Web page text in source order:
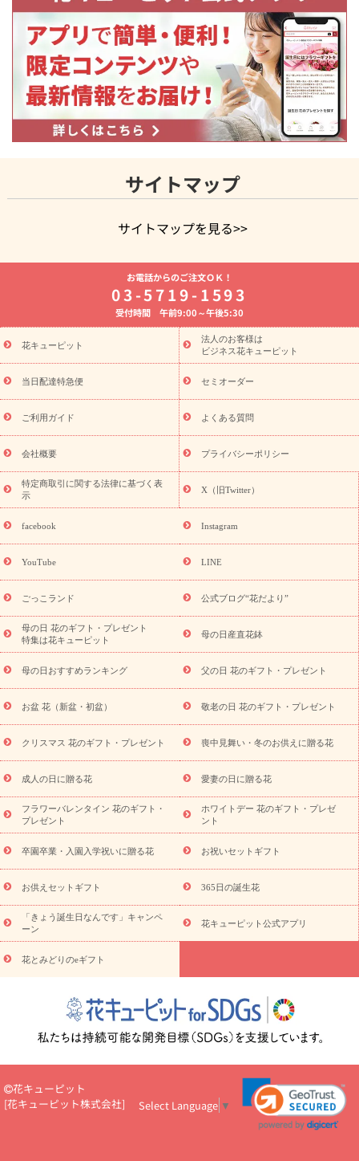
サイトマップ
サイトマップを見る>>
よく贈られる花
お祝いの花特集
誕生日フラワーギフト特集
8月の誕生花(トルコキキョウ)
開店・開業祝い
お供え・お悔やみ お供え・お悔やみの花
通夜・葬儀に贈る花 胡蝶蘭・花鉢
ーブドフラワー
季節のイベント
ひまわり ギフト・プレゼント
特集
お盆 花（新盆・初盆） 季節のイベント
お盆 花（新
盆・初盆）
お盆 花（新盆・初盆）
お盆・お供え 花とセットギ
フト
お盆・お供え プリザーブドフラワー
ひまわり ギフト・プ
レゼント特集
夏の花贈り・お中元・暑中見舞い 花のギフト特集
敬老の日におくる花ギフト・プレゼント特集
花ギフト・プレゼント特集
敬老の日 花のおすすめランキング
敬
老の日 花鉢植えのギフト・プレゼント特集
敬老の日 花とセットギ
フト・プレゼント特集
敬老の日の花 全てのギフト一覧
キャン
ペーン
映画『ウォーターガーディアンズ』コラボキャンペーン
「きょう誕生日なんです」キャンペーン
誕生日の花を探す
誕生日フラワーギフト 誕生日フラワーギフト特集
(トルコキキョウ)
9月の誕生花(リンドウ)
ら探す
お祝いの花特集 当日配達特急便 お祝い商品一覧
念日
結婚祝い 出産祝い 退院祝い・快気祝い
寿祝い
プチギフト ペットのお祝いフラワー
供え・お悔やみ商品一覧
お供え・お悔やみの花
四十九日法要以
お供え プリザーブドフラワー
ペットのお供えフラワー
お盆（新
盆・初盆）
その他 お祝い返し お見舞い
お取り寄せギフト
ビジネス用
ご自宅用 観葉植物 ミディ胡蝶蘭
プリザーブ
ドフラワー
スタイルから探す アレンジメント 花束
スタ
ンド花
お祝い お供え・お悔やみ 胡蝶蘭 胡蝶蘭・花鉢
ディ胡蝶蘭・お祝い
ミディ胡蝶蘭・お供え
世界初の青色胡蝶蘭
観葉植物
観葉植物 産直多肉植物
プリザーブドフラワー
お祝い
お供え・お悔やみ 花とセットギフト
セミオーダー
プチギフト（hanamore -ハナモア-）
花とみどりのeギフト
キューピットのeGfit
カラー ピンク イエローオレンジ
レッ
ド
お花の種類 トルコキキョウ
お祝い お祝い・3000円～ お祝い・4000円～
お祝い・
5000円～
お祝い・7000円～ お祝い・ 10000円～
お供え・お
悔やみ
円～
お供え・お悔やみ・
読み物
いのマナー
定年退職祝いのマナー
お祝いを贈るときのマナー・
花キューピットのお祝いコラム一覧
誕生日のお花を「色
彩心理学」で選ぶ方法
結婚祝いの予算相場
出産祝いお役立ち情
ール
新築引っ越し祝いコラム お祝い花のマナー総まとめ
職
場上司や先輩へ贈るお祝い花の正解は？
開店祝いの花 選び方ガイ
お電話からのご注文ＯＫ！
03-5719-1593
受付時間 午前9:00～午後5:30
花キューピット
法人のお客様は
ビジネス花キューピット
当日配達特急便 セミオーダー
ご利用ガイド よくある質問
会社概要 プライバシーポリシー
特定商取引に関する法律に基づく表
示
X（旧Twitter）
facebook Instagram
YouTube LINE
ごっこランド 公式ブログ“花だより”
母の日 花のギフト・プレゼント
特集は花キューピット
母の日産直花鉢
母の日おすすめランキング 父の日 花のギフト・プレゼント
お盆 花（新盆・初盆） 敬老の日 花のギフト・プレゼント
クリスマス 花のギフト・プレゼント 喪中見舞い・冬のお供えに贈る花
成人の日に贈る花 愛妻の日に贈る花
フラワーバレンタイン 花のギフト・
プレゼント
ホワイトデー 花のギフト・プレゼ
ント
卒園卒業・入園入学祝いに贈る花 お祝いセットギフト
お供えセットギフト 365日の誕生花
「きょう誕生日なんです」キャンペ
ーン
花キューピット公式アプリ
花とみどりのeギフト
花キューピット
[花キューピット株式会社] Select Language ▼